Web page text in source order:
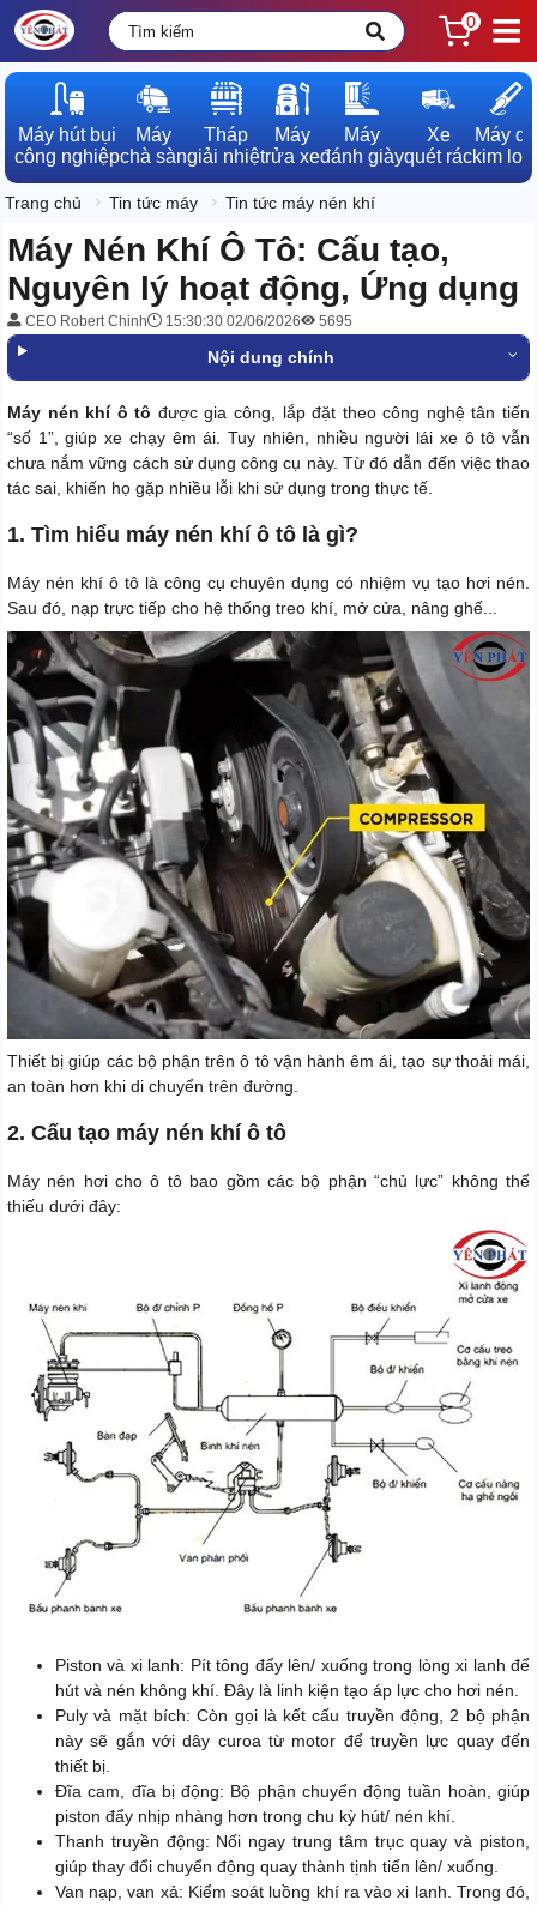
0
Máy hút bụi
công nghiệp
Máy
chà sàn
Tháp
giải nhiệt
Máy
rửa xe
Máy
đánh giày
Xe
quét rác
Máy dò
kim loại
Trang chủ Tin tức máy Tin tức máy nén khí
Máy Nén Khí Ô Tô: Cấu tạo,
Nguyên lý hoạt động, Ứng dụng
CEO Robert Chinh 15:30:30 02/06/2026 5695
Nội dung chính
Máy nén khí ô tô được gia công, lắp đặt theo công nghệ tân tiến
“số 1”, giúp xe chạy êm ái. Tuy nhiên, nhiều người lái xe ô tô vẫn
chưa nắm vững cách sử dụng công cụ này. Từ đó dẫn đến việc thao
tác sai, khiến họ gặp nhiều lỗi khi sử dụng trong thực tế.
1. Tìm hiểu máy nén khí ô tô là gì?
Máy nén khí ô tô là công cụ chuyên dụng có nhiệm vụ tạo hơi nén.
Sau đó, nạp trực tiếp cho hệ thống treo khí, mở cửa, nâng ghế...
Thiết bị giúp các bộ phận trên ô tô vận hành êm ái, tạo sự thoải mái,
an toàn hơn khi di chuyển trên đường.
2. Cấu tạo máy nén khí ô tô
Máy nén hơi cho ô tô bao gồm các bộ phận “chủ lực” không thể
thiếu dưới đây:
Piston và xi lanh: Pít tông đẩy lên/ xuống trong lòng xi lanh để
hút và nén không khí. Đây là linh kiện tạo áp lực cho hơi nén.
Puly và mặt bích: Còn gọi là kết cấu truyền động, 2 bộ phận
này sẽ gắn với dây curoa từ motor để truyền lực quay đến
thiết bị.
Đĩa cam, đĩa bị động: Bộ phận chuyển động tuần hoàn, giúp
piston đẩy nhịp nhàng hơn trong chu kỳ hút/ nén khí.
Thanh truyền động: Nối ngay trung tâm trục quay và piston,
giúp thay đổi chuyển động quay thành tịnh tiến lên/ xuống.
Van nạp, van xả: Kiểm soát luồng khí ra vào xi lanh. Trong đó,